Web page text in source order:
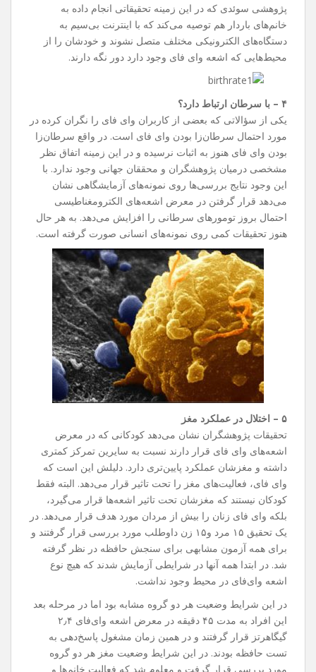
پژوهشی سوئدی که در این زمینه تحقیقاتی انجام داده به
خانم‌های باردار هم توصیه می‌کند که با اینترنت بی‌سیم به
دستگاه‌های الکترونیکی مختلف متصل نشوند و خودشان را از
محیط‌هایی که اشعه وای فای وجود دارد دور نگه دارند.
۴ – با سرطان ارتباط دارد؟
یکی از سؤالاتی که بعضی از کاربران وای فای را نگران کرده در
مورد احتمال سرطان‌زا بودن وای فای است. در واقع سرطان‌زا
بودن وای فای هنوز به اثبات نرسیده و در این زمینه اتفاق نظر
مشخصی درمیان پژوهشگران و محققان جهانی وجود ندارد. با
این وجود نتایج بررسی‌ها روی نمونه‌های آزمایشگاهی نشان
می‌دهد قرار گرفتن در معرض اشعه‌های الکترومغناطیسی
احتمال بروز تومور‌های سرطانی را افزایش می‌دهد. به هر حال
هنوز تحقیقات کمی روی نمونه‌های انسانی صورت گرفته است.
۵ – اختلال در عملکرد مغز
تحقیقات پژوهشگران نشان می‌دهد کودکانی که در معرض
اشعه‌های وای فای قرار دارند نسبت به سایرین تمرکز کمتری
داشته و مغزشان عملکرد پایین‌تری دارد. دلیلش این است که
وای فای، فعالیت‌های مغز را تحت تاثیر قرار می‌دهد. البته فقط
کودکان نیستند که مغزشان تحت تاثیر اشعه‌ها قرار می‌گیرد،
بلکه وای فای زنان را بیش از مردان مورد هدف قرار می‌دهد. در
یک تحقیق ۱۵ مرد و۱۵ زن داوطلب مورد بررسی قرار گرفتند و
برای همه آزمون مشابهی برای سنجش حافظه در نظر گرفته
شد. در ابتدا همه آنها در شرایطی آزمایش شدند که هیچ نوع
اشعه وای‌فای در محیط وجود نداشت.
در این شرایط وضعیت هر دو گروه مشابه بود اما در مرحله بعد
این افراد به مدت ۴۵ دقیقه در معرض اشعه وای‌فای ۲٫۴
گیگاهرتز قرار گرفتند و در همین زمان مشغول پاسخ‌دهی به
تست حافظه بودند. در این شرایط وضعیت مغز هر دو گروه
مورد بررسی قرار گرفت و معلوم شد که فعالیت خانم‌ها و